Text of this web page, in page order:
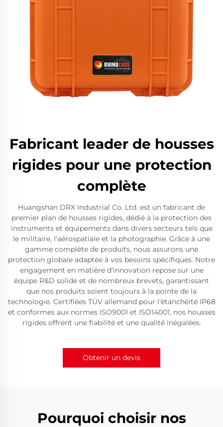
Fabricant leader de housses
rigides pour une protection
complète
Huangshan DRX Industrial Co. Ltd. est un fabricant de
premier plan de housses rigides, dédié à la protection des
instruments et équipements dans divers secteurs tels que
le militaire, l'aérospatiale et la photographie. Grâce à une
gamme complète de produits, nous assurons une
protection globale adaptée à vos besoins spécifiques. Notre
engagement en matière d'innovation repose sur une
équipe R&D solide et de nombreux brevets, garantissant
que nos produits soient toujours à la pointe de la
technologie. Certifiées TÜV allemand pour l'étanchéité IP68
et conformes aux normes ISO9001 et ISO14001, nos housses
rigides offrent une fiabilité et une qualité inégalées.
Obtenir un devis
Pourquoi choisir nos